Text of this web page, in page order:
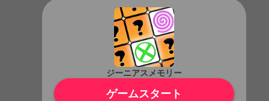
ジーニアスメモリー
ゲームスタート